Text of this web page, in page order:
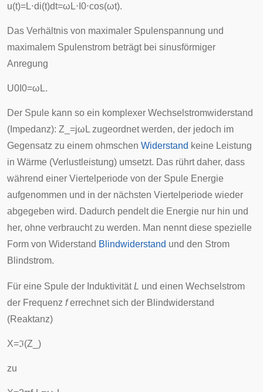
u(t)=L⋅di(t)dt=ω L⋅ 0⋅cos(ωt).
Das Verhältnis von maximaler Spulenspannung und
maximalem Spulenstrom beträgt bei sinusförmiger
Anregung
U0 0=ω L.
Der Spule kann so ein komplexer Wechselstromwiderstand
(Impedanz): Z =jω L zugeordnet werden, der jedoch im
Gegensatz zu einem ohmschen Widerstand keine Leistung
in Wärme (Verlustleistung) umsetzt. Das rührt daher, dass
während einer Viertelperiode von der Spule Energie
aufgenommen und in der nächsten Viertelperiode wieder
abgegeben wird. Dadurch pendelt die Energie nur hin und
her, ohne verbraucht zu werden. Man nennt diese spezielle
Form von Widerstand Blindwiderstand und den Strom
Blindstrom.
Für eine Spule der InduktivitätL und einen Wechselstrom
der Frequenz ferrechnet sich der Blindwiderstand
(Reaktanz)
X=ℑ(Z )
zu